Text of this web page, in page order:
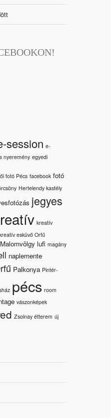
session e-
nyeremény egyedi
fotó Pécs facebook fotó
Hertelendy kastély
jegyes
kreatív
esküvő Orfű
lufi magány
naplemente
Palkonya Pintér-
pécs room
vászonképek
Zsolnay étterem új